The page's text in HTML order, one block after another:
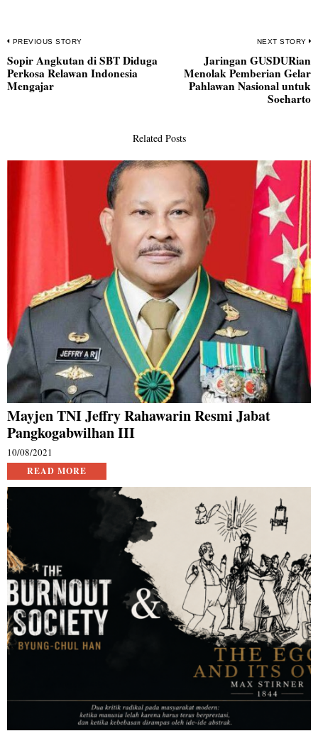
Navigasi
pos
PREVIOUS STORY
Previous
post:
Sopir Angkutan di SBT Diduga
Perkosa Relawan Indonesia
Mengajar
NEXT STORY
Jaringan GUSDURian
Menolak Pemberian Gelar
Pahlawan Nasional untuk
Soeharto
Related Posts
Mayjen TNI Jeffry Rahawarin Resmi Jabat
Pangkogabwilhan III
10/08/2021
READ MORE